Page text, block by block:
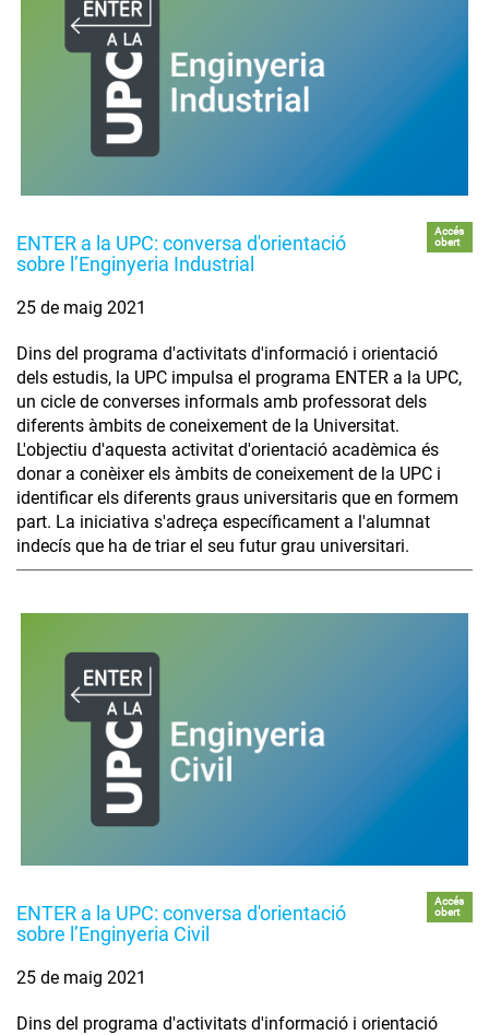
ENTER a la UPC: conversa d'orientació
sobre l’Enginyeria Industrial
Accés
obert
25 de maig 2021
Dins del programa d'activitats d'informació i orientació
dels estudis, la UPC impulsa el programa ENTER a la UPC,
un cicle de converses informals amb professorat dels
diferents àmbits de coneixement de la Universitat.
L'objectiu d'aquesta activitat d'orientació acadèmica és
donar a conèixer els àmbits de coneixement de la UPC i
identificar els diferents graus universitaris que en formem
part. La iniciativa s'adreça específicament a l'alumnat
indecís que ha de triar el seu futur grau universitari.
ENTER a la UPC: conversa d'orientació
sobre l’Enginyeria Civil
Accés
obert
25 de maig 2021
Dins del programa d'activitats d'informació i orientació